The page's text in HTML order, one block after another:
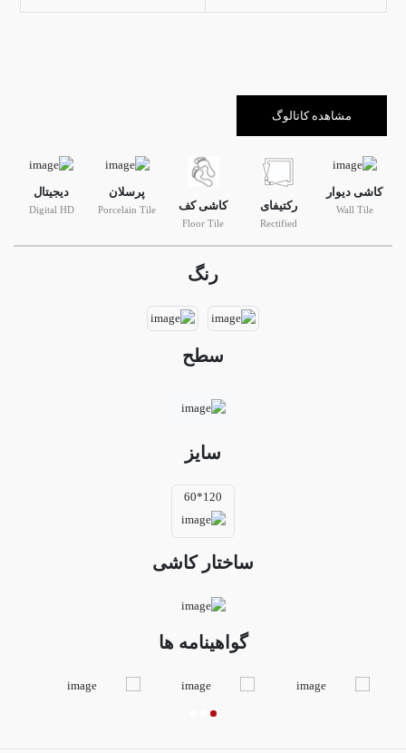
مشاهده کاتالوگ
کاشی دیوار
Wall Tile رکتیفای
Rectified
کاشی کف
Floor Tile
پرسلان
Porcelain Tile
دیجیتال
Digital HD
رنگ
سطح
سایز
120*60
ساختار کاشی
گواهینامه ها